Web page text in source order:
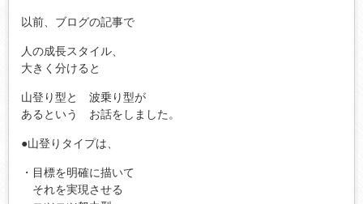
以前、ブログの記事で
人の成長スタイル、
大きく分けると
山登り型と 波乗り型が
あるという お話をしました。
●山登りタイプは、
・目標を明確に描いて
それを実現させる